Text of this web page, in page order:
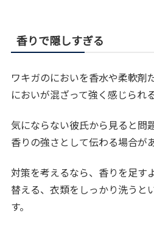
香りで隠しすぎる
ワキガのにおいを香水や柔軟剤
においが混ざって強く感じられ
気にならない彼氏から見ると問
香りの強さとして伝わる場合が
対策を考えるなら、香りを足す
替える、衣類をしっかり洗うと
す。